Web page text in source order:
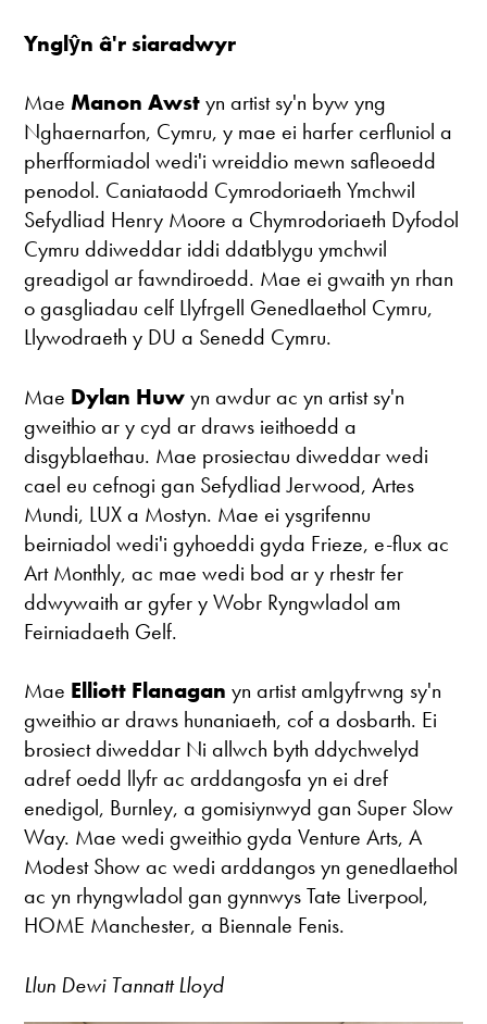
Ynglŷn â'r siaradwyr
MaeManon Awstyn artist sy'n byw yng
Nghaernarfon, Cymru, y mae ei harfer cerfluniol a
pherfformiadol wedi'i wreiddio mewn safleoedd
penodol. Caniataodd Cymrodoriaeth Ymchwil
Sefydliad Henry Moore a Chymrodoriaeth Dyfodol
Cymru ddiweddar iddi ddatblygu ymchwil
greadigol ar fawndiroedd. Mae ei gwaith yn rhan
o gasgliadau celf Llyfrgell Genedlaethol Cymru,
Llywodraeth y DU a Senedd Cymru.
Mae Dylan Huwyn awdur ac yn artist sy'n
gweithio ar y cyd ar draws ieithoedd a
disgyblaethau. Mae prosiectau diweddar wedi
cael eu cefnogi gan Sefydliad Jerwood, Artes
Mundi, LUX a Mostyn. Mae ei ysgrifennu
beirniadol wedi'i gyhoeddi gyda Frieze, e-flux ac
Art Monthly, ac mae wedi bod ar y rhestr fer
ddwywaith ar gyfer y Wobr Ryngwladol am
Feirniadaeth Gelf.
Mae Elliott Flanagan yn artist amlgyfrwng sy'n
gweithio ar draws hunaniaeth, cof a dosbarth. Ei
brosiect diweddar Ni allwch byth ddychwelyd
adref oedd llyfr ac arddangosfa yn ei dref
enedigol, Burnley, a gomisiynwyd gan Super Slow
Way. Mae wedi gweithio gyda Venture Arts, A
Modest Show ac wedi arddangos yn genedlaethol
ac yn rhyngwladol gan gynnwys Tate Liverpool,
HOME Manchester, a Biennale Fenis.
Llun Dewi Tannatt Lloyd